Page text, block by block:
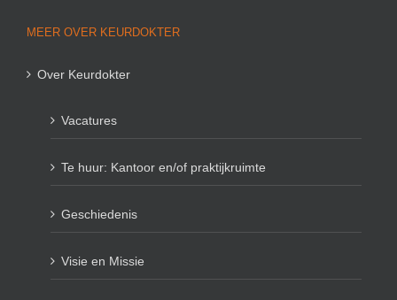
MEER OVER KEURDOKTER
Over Keurdokter
Vacatures
Te huur: Kantoor en/of praktijkruimte
Geschiedenis
Visie en Missie